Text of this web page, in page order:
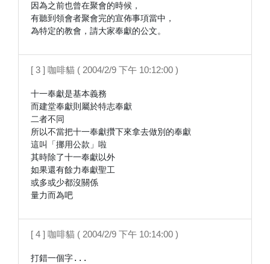
因為之前也曾在聚會的時候，
有聽到領會者聚會完的宣佈事項當中，
為特定的教會，請大家奉獻的公文。
[ 3 ] 咖啡貓 ( 2004/2/9 下午 10:12:00 )
十一奉獻是基本義務
而建堂奉獻則屬於特志奉獻
二者不同
所以不當把十一奉獻攢下來拿去做別的奉獻
這叫「挪用公款」啦
其時除了十一奉獻以外
如果還有餘力奉獻聖工
或多或少都沒關係
量力而為吧
[ 4 ] 咖啡貓 ( 2004/2/9 下午 10:14:00 )
打錯一個字...